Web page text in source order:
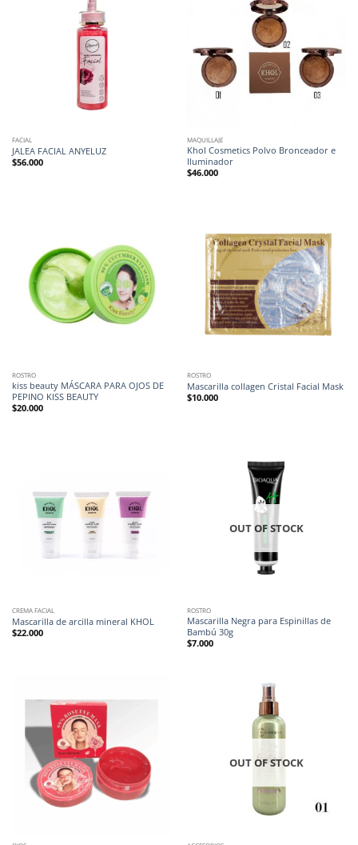
FACIAL
JALEA FACIAL ANYELUZ
$56.000
MAQUILLAJE
Khol Cosmetics Polvo Bronceador e
Iluminador
$46.000
ROSTRO
kiss beauty MÁSCARA PARA OJOS DE
PEPINO KISS BEAUTY
$20.000
ROSTRO
Mascarilla collagen Cristal Facial Mask
$10.000
CREMA FACIAL
Mascarilla de arcilla mineral KHOL
$22.000
OUT OF STOCK
ROSTRO
Mascarilla Negra para Espinillas de
Bambú 30g
$7.000
OUT OF STOCK